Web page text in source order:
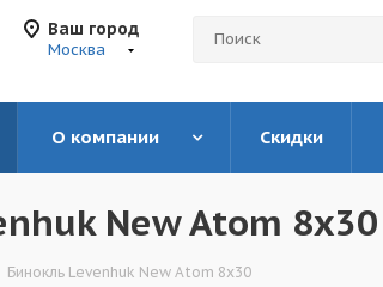
Ваш город
Москва
О компании Скидки
New Atom 8x30
Бинокль Levenhuk New Atom 8x30